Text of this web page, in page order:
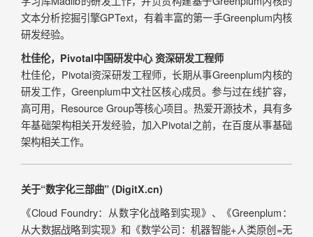
文本分析挖掘引擎GPText，有着丰富的第一手Greenplum内核
研发经验。
杜佳伦，Pivotal中国研发中心 资深研发工程师
杜佳伦，Pivotal资深研发工程师，长期从事Greenplum内核的
研发工作，Greenplum中文社区核心成员。参与过在线扩容，
高可用，Resource Group等核心项目。热爱开源技术，具有多
年基础架构相关开发经验，加入Pivotal之前，在百度从事基础
架构相关工作。
关于“数字化三部曲” (DigitX.cn)
《Cloud Foundry：从数字化战略到实现》、《Greenplum：
从大数据战略到实现》和《数学公司：机器智能+人类原创=无